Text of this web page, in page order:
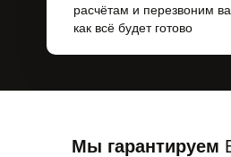
расчётам и перезвоним
как всё будет готово
Мы гарантируем